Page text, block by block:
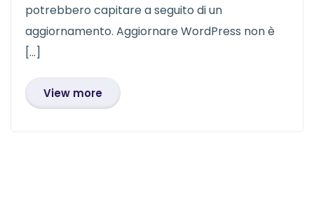
potrebbero capitare a seguito di un
aggiornamento. Aggiornare WordPress non è
[…]
View more